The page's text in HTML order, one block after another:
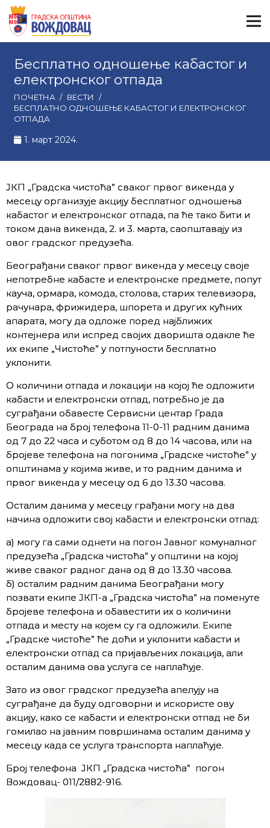
Бесплатно одношењe кабастог и
електронског отпада
ПОЧЕТНА / ВЕСТИ
/
БЕСПЛАТНО ОДНОШЕЊE КАБАСТОГ И ЕЛЕКТРОНСКОГ
ОТПАДА
1. март 2024.
ЈКП „Градска чистоћа” сваког првог викенда у
месецу организује акцију бесплатног одношења
кабастог и електронског отпада, па ће тако бити и
током дана викенда, 2. и 3. марта, саопштавају из
овог градског предузећа.
Београђани сваког првог викенда у месецу своје
непотребне кабасте и електронске предмете, попут
кауча, ормара, комода, столова, старих телевизора,
рачунара, фрижидера, шпорета и других кућних
апарата, могу да одложе поред најближих
контејнера или испред својих дворишта одакле ће
их екипе „Чистоће” у потпуности бесплатно
уклонити.
О количини отпада и локацији на којој ће одложити
кабасти и електронски отпад, потребно је да
суграђани обавесте Сервисни центар Града
Београда на број телефона 11-0-11 радним данима
од 7 до 22 часа и суботом од 8 до 14 часова, или на
бројеве телефона на погонима „Градске чистоће” у
општинама у којима живе, и то радним данима и
првог викенда у месецу од 6 до 13.30 часова.
Осталим данима у месецу грађани могу на два
начина одложити свој кабасти и електронски отпад:
а) могу га сами однети на погон Јавног комуналног
предузећа „Градска чистоћа” у општини на којој
живе сваког радног дана од 8 до 13.30 часова.
б) осталим радним данима Београђани могу
позвати екипе ЈКП-а „Градска чистоћа” на поменуте
бројеве телефона и обавестити их о количини
отпада и месту на којем су га одложили. Екипе
„Градске чистоће” ће доћи и уклонити кабасти и
електронски отпад са пријављених локација, али
осталим данима ова услуга се наплаћује.
Зато из овог градског предузећа апелују на
суграђане да буду одговорни и искористе ову
акцију, како се кабасти и електронски отпад не би
гомилао на јавним површинама осталим данима у
месецу када се услуга транспорта наплаћује.
Број телефона ЈКП „Градска чистоћа” погон
Вождовац- 011/2882-916.